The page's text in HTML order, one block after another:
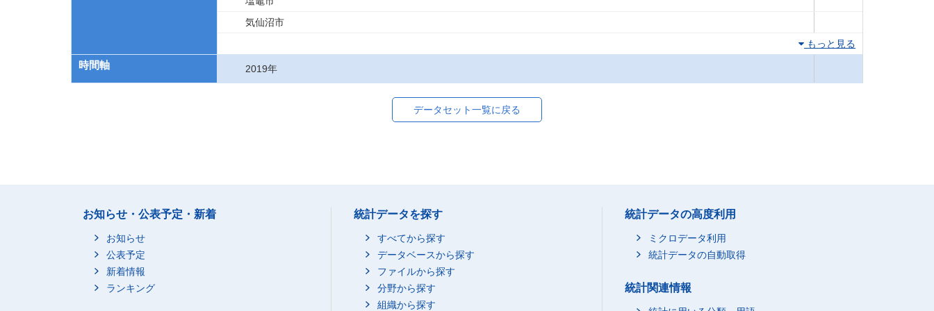
気仙沼市
もっと見る
時間軸 2019年
データセット一覧に戻る
お知らせ・公表予定・新着
お知らせ
公表予定
新着情報
ランキング
統計データを探す
すべてから探す
データベースから探す
ファイルから探す
分野から探す
組織から探す
統計データの高度利用
ミクロデータ利用
統計データの自動取得
統計関連情報